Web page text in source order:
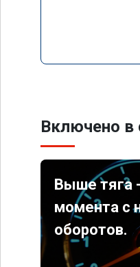
Включено в
Выше тяга
момента с
оборотов.